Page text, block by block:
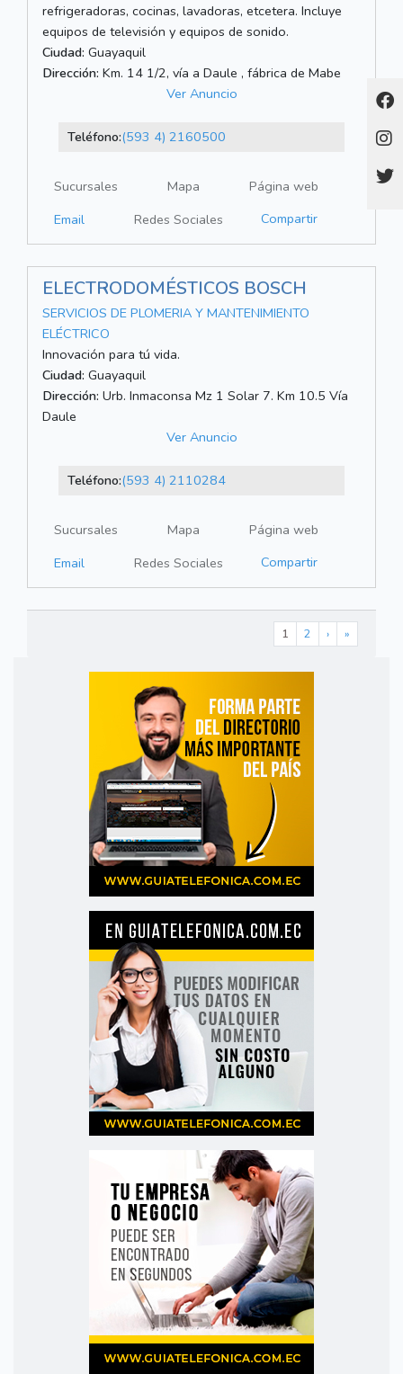
refrigeradoras, cocinas, lavadoras, etcetera. Incluye
equipos de televisión y equipos de sonido.
Ciudad: Guayaquil
Dirección: Km. 14 1/2, vía a Daule , fábrica de Mabe
Ver Anuncio
Teléfono:(593 4) 2160500
Sucursales Mapa
Página web
Email
Redes Sociales Compartir
ELECTRODOMÉSTICOS BOSCH
SERVICIOS DE PLOMERIA Y MANTENIMIENTO
ELÉCTRICO
Innovación para tú vida.
Ciudad: Guayaquil
Dirección: Urb. Inmaconsa Mz 1 Solar 7. Km 10.5 Vía
Daule
Ver Anuncio
Teléfono:(593 4) 2110284
Sucursales Mapa
Página web
Email
Redes Sociales Compartir
1 2 › »